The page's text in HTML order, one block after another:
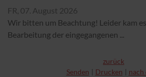
FR, 07. August 2026
Wir bitten um Beachtung! Leider kam
Bearbeitung der eingegangenen ...
zurück
Senden
Drucken nach